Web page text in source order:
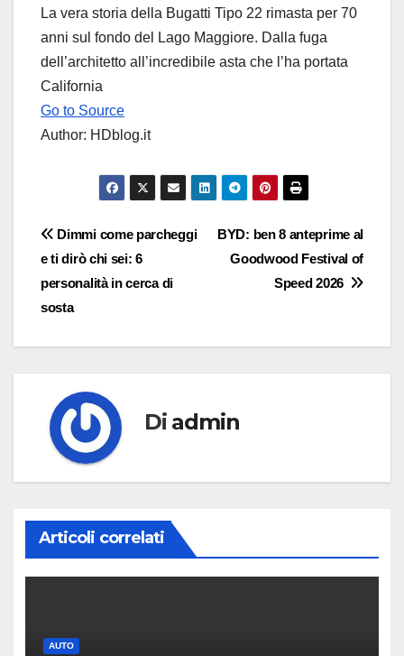
La vera storia della Bugatti Tipo 22 rimasta per 70
anni sul fondo del Lago Maggiore. Dalla fuga
dell’architetto all’incredibile asta che l’ha portata
California
Go to Source
Author: HDblog.it
Navigazione
articoli
BYD: ben 8 anteprime al
Goodwood Festival of
Speed 2026
Dimmi come parcheggi
e ti dirò chi sei: 6
personalità in cerca di
sosta
Di admin
Articoli correlati
AUTO